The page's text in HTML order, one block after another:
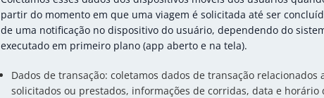
partir do momento em que uma viagem é solicitada até ser
de uma notificação no dispositivo do usuário, dependendo do
executado em primeiro plano (app aberto e na tela).
Dados de transação: coletamos dados de transação
solicitados ou prestados, informações de corridas, data e